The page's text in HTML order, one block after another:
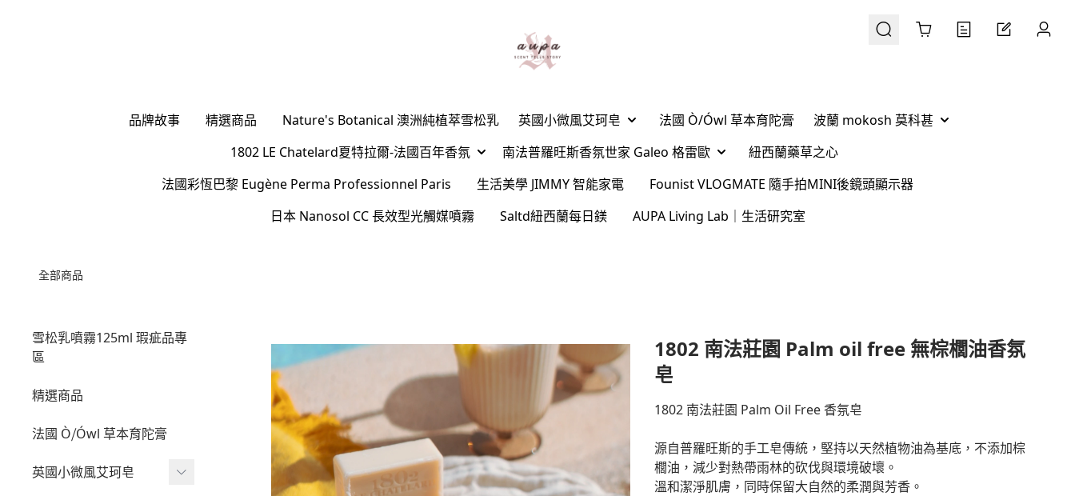
Cart
品牌故事 精選商品 Nature's Botanical 澳洲純植萃雪松乳 英國小微風艾珂皂 法國 Ò/Ówl 草本育陀膏
波蘭 mokosh 莫科甚
1802 LE Chatelard夏特拉爾-法國百年香氛
南法普羅旺斯香氛世家 Galeo 格雷歐
紐西蘭藥草之心
法國彩恆巴黎 Eugène Perma Professionnel Paris
生活美學 JIMMY 智能家電
Founist VLOGMATE 隨手拍MINI後鏡頭顯示器
日本 Nanosol CC 長效型光觸媒噴霧
Saltd紐西蘭每日鎂 AUPA Living Lab｜生活研究室
全部商品
雪松乳噴霧125ml 瑕疵品專
區
精選商品
法國 Ò⧸Ówl 草本育陀膏
英國小微風艾珂皂
1802 南法莊園 Palm oil free 無棕櫚油香氛
皂
1802 南法莊園 Palm Oil Free 香氛皂
源自普羅旺斯的手工皂傳統，堅持以天然植物油為基底，不添加棕
櫚油，減少對熱帶雨林的砍伐與環境破壞。
溫和潔淨肌膚，同時保留大自然的柔潤與芳香。